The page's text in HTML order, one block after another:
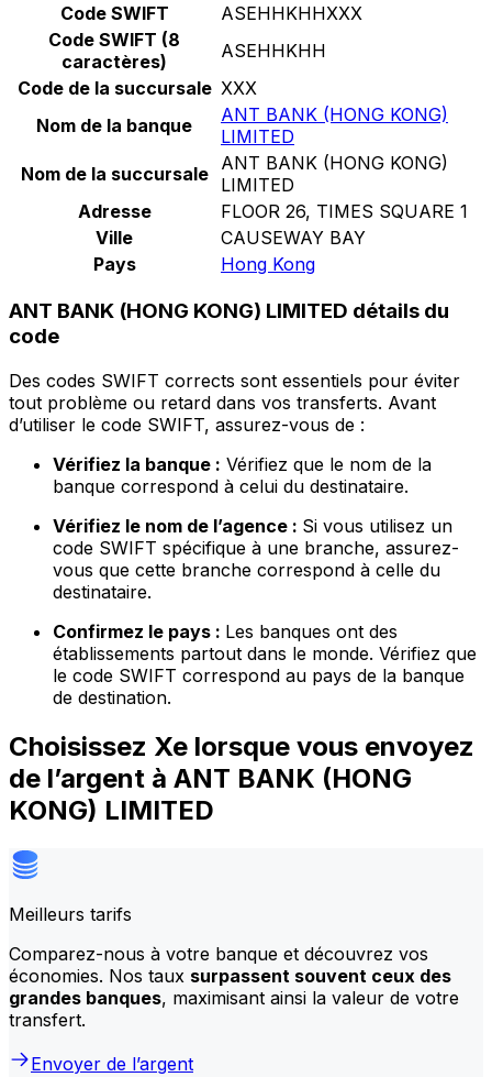
Code SWIFT
ASEHHKHHXXX
Code SWIFT (8
caractères)
ASEHHKHH
Code de la succursale XXX
Nom de la banque
ANT BANK (HONG KONG)
LIMITED
Nom de la succursale
ANT BANK (HONG KONG)
LIMITED
Adresse
FLOOR 26, TIMES SQUARE 1
Ville
CAUSEWAY BAY
Pays
Hong Kong
ANT BANK (HONG KONG) LIMITED détails du
code
Des codes SWIFT corrects sont essentiels pour éviter
tout problème ou retard dans vos transferts. Avant
d’utiliser le code SWIFT, assurez-vous de :
Vérifiez la banque : Vérifiez que le nom de la
banque correspond à celui du destinataire.
Vérifiez le nom de l’agence : Si vous utilisez un
code SWIFT spécifique à une branche, assurez-
vous que cette branche correspond à celle du
destinataire.
Confirmez le pays : Les banques ont des
établissements partout dans le monde. Vérifiez que
le code SWIFT correspond au pays de la banque
de destination.
Choisissez Xe lorsque vous envoyez
de l’argent à ANT BANK (HONG
KONG) LIMITED
Meilleurs tarifs
Comparez-nous à votre banque et découvrez vos
économies. Nos taux surpassent souvent ceux des
grandes banques, maximisant ainsi la valeur de votre
transfert.
Envoyer de l’argent